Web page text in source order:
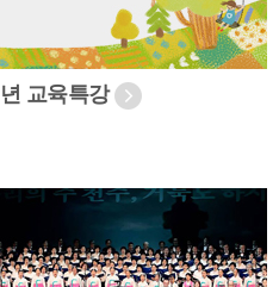
교육특강